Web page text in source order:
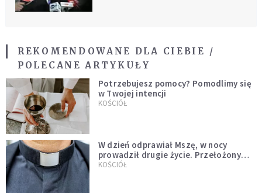
REKOMENDOWANE DLA CIEBIE /
POLECANE ARTYKUŁY
Potrzebujesz pomocy? Pomodlimy się
w Twojej intencji
KOŚCIÓŁ
W dzień odprawiał Mszę, w nocy
prowadził drugie życie. Przełożony
kazał mu opuścić zakon
KOŚCIÓŁ